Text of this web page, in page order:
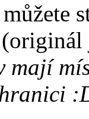
mají